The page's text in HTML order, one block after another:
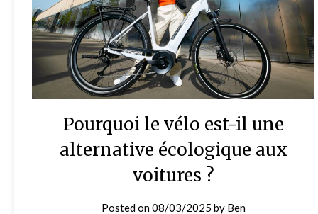
Pourquoi le vélo est-il une
alternative écologique aux
voitures ?
Posted on08/03/2025 by Ben